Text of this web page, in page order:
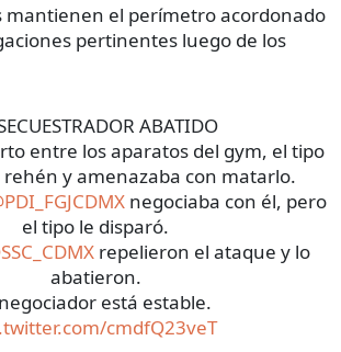
mantienen el perímetro acordonado
pertinentes luego de los
ABATIDO
entre los aparatos del gym, el tipo
y amenazaba con matarlo.
negociaba con él, pero
el tipo le disparó.
repelieron el ataque y lo
abatieron.
está estable.
cmdfQ23veT